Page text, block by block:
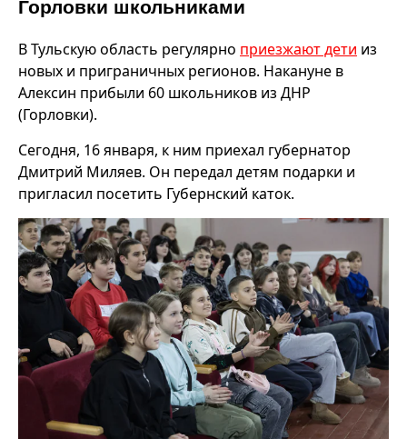
Горловки школьниками
В Тульскую область регулярно приезжают дети из
новых и приграничных регионов. Накануне в
Алексин прибыли 60 школьников из ДНР
(Горловки).
Сегодня, 16 января, к ним приехал губернатор
Дмитрий Миляев. Он передал детям подарки и
пригласил посетить Губернский каток.